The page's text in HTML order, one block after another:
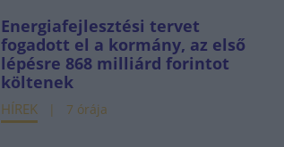
Energiafejlesztési tervet
fogadott el a kormány, az első
lépésre 868 milliárd forintot
költenek
HÍREK 7 órája